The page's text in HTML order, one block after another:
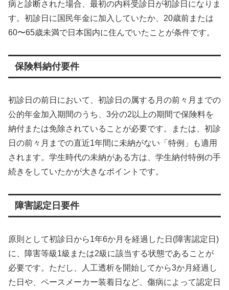
病と診断された場合、最初の内科受診日が初診日になりま
す。初診日に国民年金に加入していたか、20歳前または
60〜65歳未満で日本国内に住んでいたことが条件です。
保険料納付要件
初診日の前日において、初診日の属する月の前々月までの
公的年金加入期間のうち、3分の2以上の期間で保険料を
納付または免除されていることが必要です。または、初診
日の前々月までの直近1年間に未納がない「特例」も適用
されます。学生時代の未納がある方は、学生納付特例の手
続きをしていたかが大きなポイントです。
障害認定日要件
原則として初診日から1年6か月を経過した日(障害認定日)
に、障害等級1級または2級に該当する状態であることが
必要です。ただし、人工透析を開始してから3か月経過し
た日や、ペースメーカー装着日など、傷病によって認定日